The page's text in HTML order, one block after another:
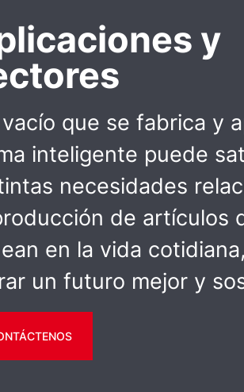
y
que se fabrica y
inteligente puede
necesidades
de artículos
en la vida
un futuro mejor y